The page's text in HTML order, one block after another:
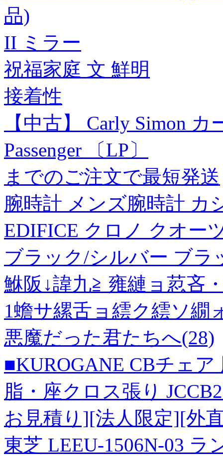
品)
II ミラー
祝福家庭 文 鮮明
接着性
【中古】 Carly Simon
Passenger 〔LP〕
までのご注文で最短発送
腕時計 メンズ腕時計 カ
EDIFICE クロノ クオー
ブラック/シルバー ブラ
鮴阪↓諱九≧ 雍縺ョ荵吝
1蟾サ縲舌ョ繧ク繧ソ繝
悪魔だった君たちへ(28)
■KUROGANE CBチェ
脂・座クロス張り
お見積り][法人限定][外
東芝 LEEU-1506N-03